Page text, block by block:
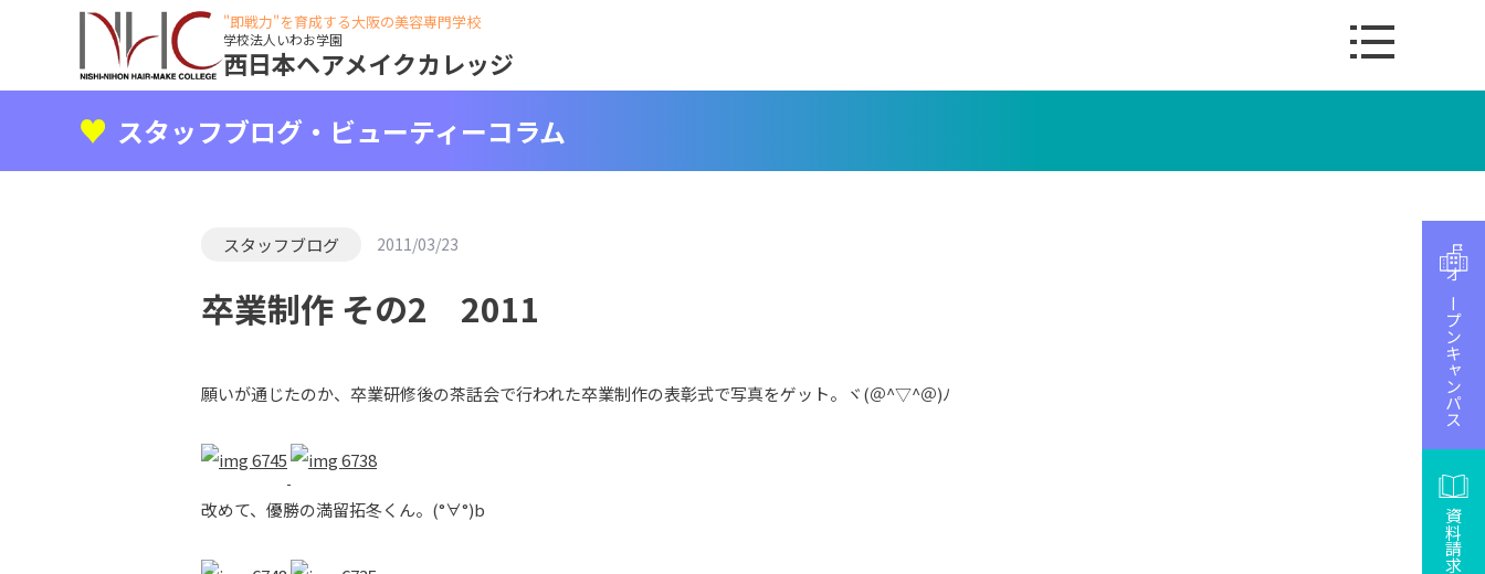
"即戦力"を育成する大阪の美容専門学校
学校法人いわお学園
西日本ヘアメイクカレッジ
オープンキャンパス
資料請求
スタッフブログ・ビューティーコラム
スタッフブログ 2011/03/23
卒業制作 その2 2011
願いが通じたのか、卒業研修後の茶話会で行われた卒業制作の表彰式で写真をゲット。ヾ(＠^▽^＠)ﾉ
改めて、優勝の満留拓冬くん。(°∀°)b